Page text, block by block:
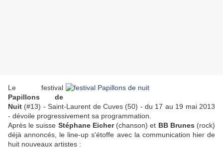
Le festival
Papillons de
Nuit (#13) - Saint-Laurent de Cuves (50) - du 17 au 19 mai 2013
- dévoile progressivement sa programmation.
Après le suisse Stéphane Eicher(chanson) et BB Brunes (rock)
déjà annoncés, le line-up s'étoffe avec la communication hier de
huit nouveaux artistes :